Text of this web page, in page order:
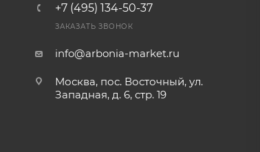
+7 (495) 134-50-37
ЗАКАЗАТЬ ЗВОНОК
info@arbonia-market.ru
Москва, пос. Восточный, ул.
Западная, д. 6, стр. 19